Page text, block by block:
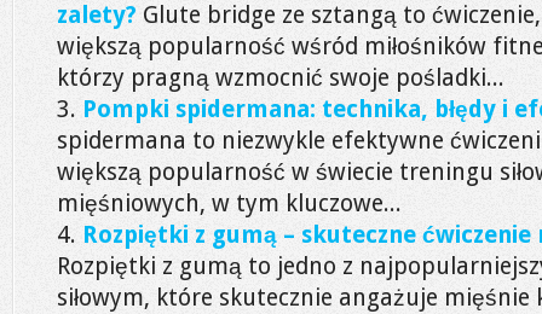
zalety? Glute bridge ze sztangą to
większą popularność wśród miłośników
którzy pragną wzmocnić swoje pośladki...
Pompki spidermana: technika, błędy i
spidermana to niezwykle efektywne
większą popularność w świecie treningu
mięśniowych, w tym kluczowe...
Rozpiętki z gumą – skuteczne
Rozpiętki z gumą to jedno z
siłowym, które skutecznie angażuje